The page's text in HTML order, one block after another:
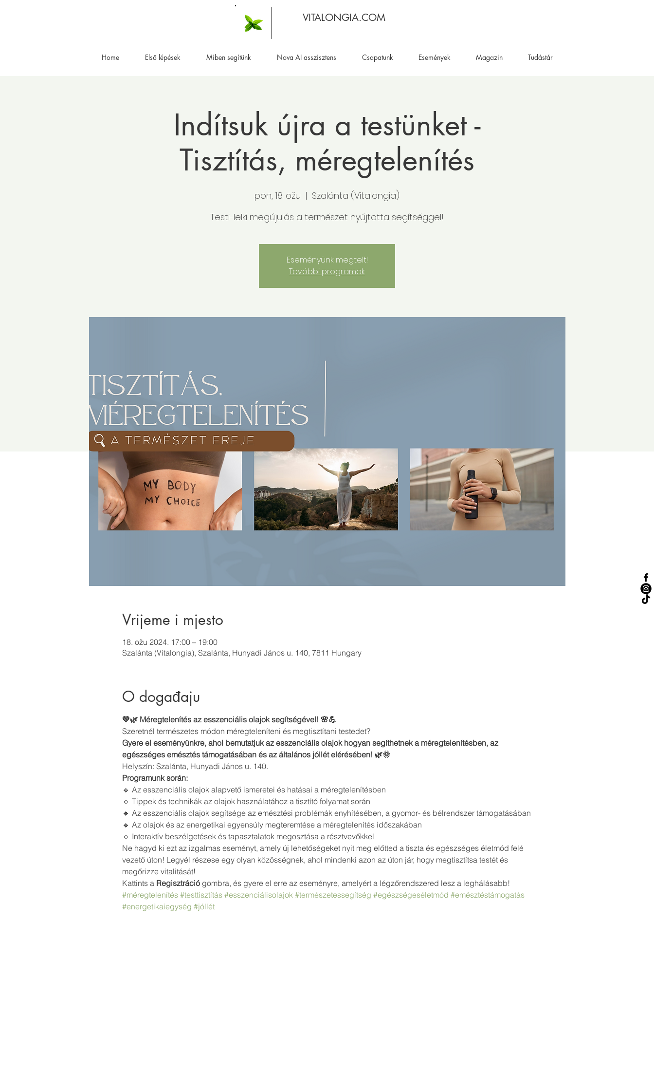
VITALONGIA.COM
Home Első lépések Miben segítünk Nova AI asszisztens Csapatunk Események Magazin Tudástár
Indítsuk újra a testünket -
Tisztítás, méregtelenítés
pon, 18. ožu
  |
Szalánta (Vitalongia)
Testi-lelki megújulás a természet nyújtotta segítséggel!
Eseményünk megtelt!
További programok
Vrijeme i mjesto
18. ožu 2024. 17:00 – 19:00
Szalánta (Vitalongia), Szalánta, Hunyadi János u. 140, 7811 Hungary
O događaju
💚🌿 Méregtelenítés az esszenciális olajok segítségével! 🌸💪
Szeretnél természetes módon méregteleníteni és megtisztítani testedet?
Gyere el eseményünkre, ahol bemutatjuk az esszenciális olajok hogyan segíthetnek a méregtelenítésben, az
egészséges emésztés támogatásában és az általános jóllét elérésében! 🌿🌞
Helyszín: Szalánta, Hunyadi János u. 140.
Programunk során:
🔹 Az esszenciális olajok alapvető ismeretei és hatásai a méregtelenítésben
🔹 Tippek és technikák az olajok használatához a tisztító folyamat során
🔹 Az esszenciális olajok segítsége az emésztési problémák enyhítésében, a gyomor- és bélrendszer támogatásában
🔹 Az olajok és az energetikai egyensúly megteremtése a méregtelenítés időszakában
🔹 Interaktív beszélgetések és tapasztalatok megosztása a résztvevőkkel
Ne hagyd ki ezt az izgalmas eseményt, amely új lehetőségeket nyit meg előtted a tiszta és egészséges életmód felé
vezető úton! Legyél részese egy olyan közösségnek, ahol mindenki azon az úton jár, hogy megtisztítsa testét és
megőrizze vitalitását!
Kattints a Regisztráció gombra, és gyere el erre az eseményre, amelyért a légzőrendszered lesz a leghálásabb!
#méregtelenítés #testtisztítás #esszenciálisolajok #természetessegítség #egészségeséletmód #emésztéstámogatás
#energetikaiegység #jóllét